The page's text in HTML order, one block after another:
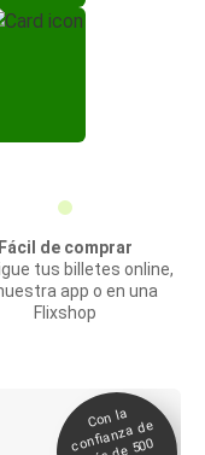
Fácil de comprar
tus billetes online,
app o en una
Flixshop
Con la
confianza de